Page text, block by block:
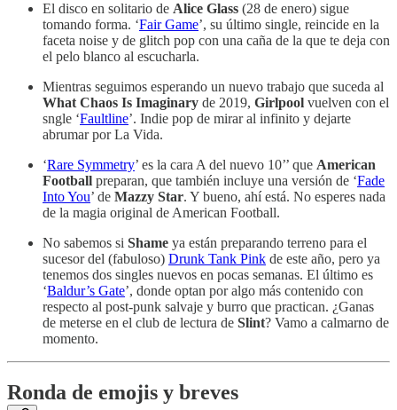
El disco en solitario de Alice Glass (28 de enero) sigue
tomando forma. ‘Fair Game’, su último single, reincide en la
faceta noise y de glitch pop con una caña de la que te deja con
el pelo blanco al escucharla.
Mientras seguimos esperando un nuevo trabajo que suceda al
What Chaos Is Imaginary de 2019, Girlpool vuelven con el
sngle ‘Faultline’. Indie pop de mirar al infinito y dejarte
abrumar por La Vida.
‘Rare Symmetry’ es la cara A del nuevo 10’’ que American
Football preparan, que también incluye una versión de ‘Fade
Into You’ de Mazzy Star. Y bueno, ahí está. No esperes nada
de la magia original de American Football.
No sabemos si Shame ya están preparando terreno para el
sucesor del (fabuloso) Drunk Tank Pink de este año, pero ya
tenemos dos singles nuevos en pocas semanas. El último es
‘Baldur’s Gate’, donde optan por algo más contenido con
respecto al post-punk salvaje y burro que practican. ¿Ganas
de meterse en el club de lectura de Slint? Vamo a calmarno de
momento.
Ronda de emojis y breves